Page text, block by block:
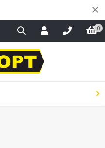
0